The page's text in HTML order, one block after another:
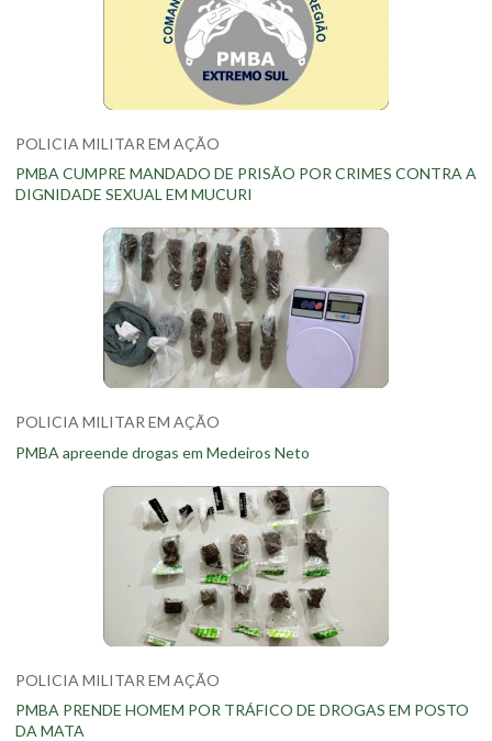
POLICIA MILITAR EM AÇÃO
PMBA CUMPRE MANDADO DE PRISÃO POR CRIMES CONTRA A
DIGNIDADE SEXUAL EM MUCURI
POLICIA MILITAR EM AÇÃO
PMBA apreende drogas em Medeiros Neto
POLICIA MILITAR EM AÇÃO
PMBA PRENDE HOMEM POR TRÁFICO DE DROGAS EM POSTO
DA MATA